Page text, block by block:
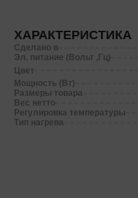
ХАРАКТЕРИСТИКА
Сделано в
Эл. питание (Вольт ,Гц)
Цвет
Мощность (Вт)
Размеры товара
Вес нетто
Регулировка температуры
Тип нагрева